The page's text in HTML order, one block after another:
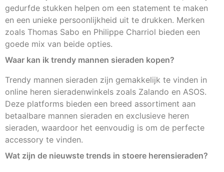
gedurfde stukken helpen om een statement te maken
en een unieke persoonlijkheid uit te drukken. Merken
zoals Thomas Sabo en Philippe Charriol bieden een
goede mix van beide opties.
Waar kan ik trendy mannen sieraden kopen?
Trendy mannen sieraden zijn gemakkelijk te vinden in
online heren sieradenwinkels zoals Zalando en ASOS.
Deze platforms bieden een breed assortiment aan
betaalbare mannen sieraden en exclusieve heren
sieraden, waardoor het eenvoudig is om de perfecte
accessory te vinden.
Wat zijn de nieuwste trends in stoere herensieraden?